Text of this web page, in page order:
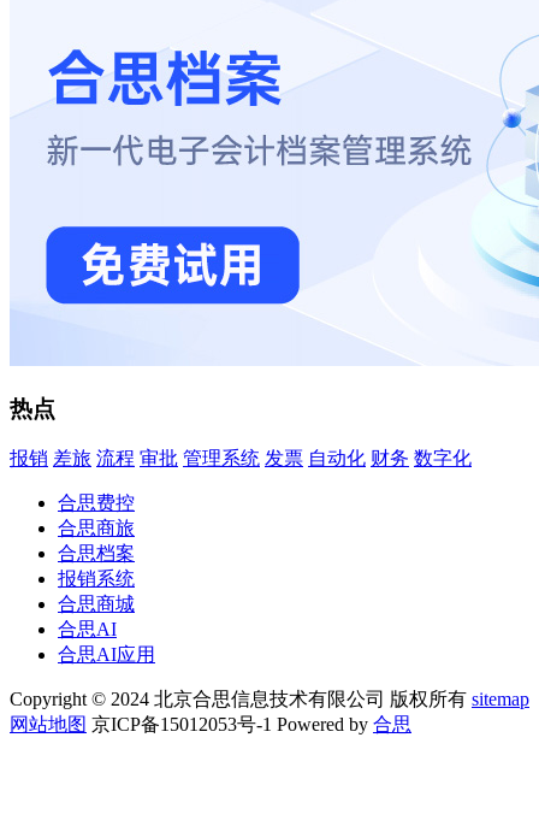
热点
报销 差旅 流程 审批 管理系统 发票 自动化 财务 数字化
合思费控
合思商旅
合思档案
报销系统
合思商城
合思AI
合思AI应用
Copyright © 2024 北京合思信息技术有限公司 版权所有 sitemap
网站地图 京ICP备15012053号-1 Powered by 合思